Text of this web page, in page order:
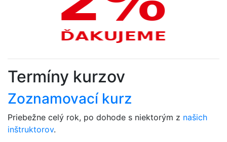
Termíny kurzov
Zoznamovací kurz
Priebežne celý rok, po dohode s niektorým z našich
inštruktorov.